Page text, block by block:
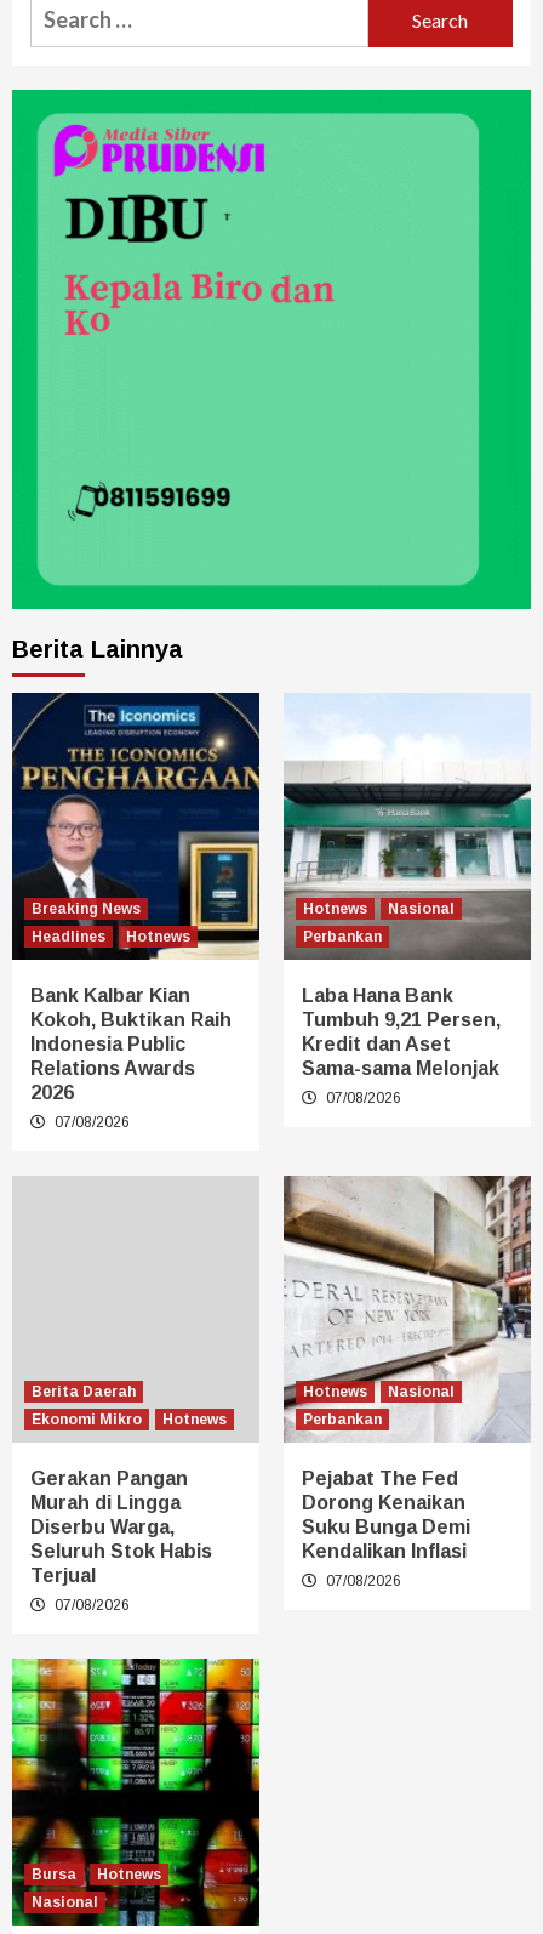
Berita Lainnya
Breaking News
Headlines
Hotnews
Bank Kalbar Kian
Kokoh, Buktikan Raih
Indonesia Public
Relations Awards
2026
07/08/2026
Hotnews
Nasional
Perbankan
Laba Hana Bank
Tumbuh 9,21 Persen,
Kredit dan Aset
Sama-sama Melonjak
07/08/2026
Berita Daerah
Ekonomi Mikro
Hotnews
Gerakan Pangan
Murah di Lingga
Diserbu Warga,
Seluruh Stok Habis
Terjual
07/08/2026
Hotnews
Nasional
Perbankan
Pejabat The Fed
Dorong Kenaikan
Suku Bunga Demi
Kendalikan Inflasi
07/08/2026
Bursa
Hotnews
Nasional